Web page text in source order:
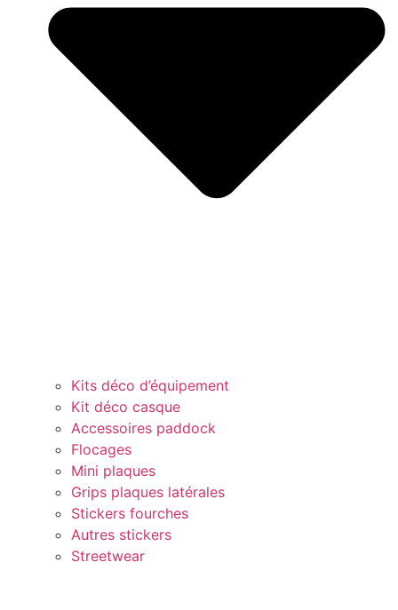
Kits déco d’équipement
Kit déco casque
Accessoires paddock
Flocages
Mini plaques
Grips plaques latérales
Stickers fourches
Autres stickers
Streetwear